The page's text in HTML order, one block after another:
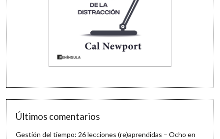
Últimos comentarios
Gestión del tiempo: 26 lecciones (re)aprendidas – Ocho en